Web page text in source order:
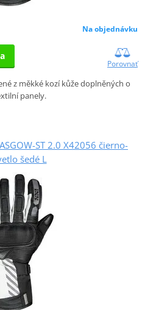
Na objednávku
Porovnať
z měkké kozí kůže doplněných o
panely.
ST 2.0 X42056 čierno-
šedé L